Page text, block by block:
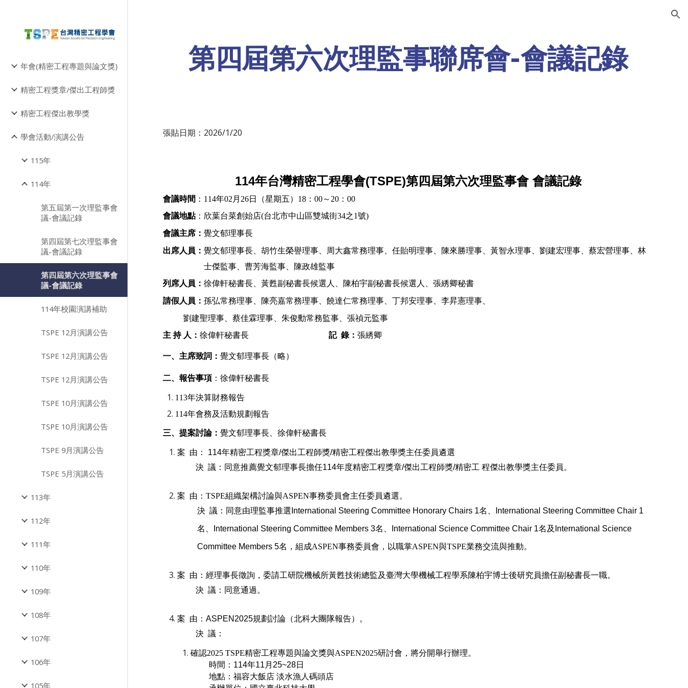
年會(精密工程專題與論文獎)
精密工程獎章/傑出工程師獎
精密工程傑出教學獎
學會活動/演講公告
115年
114年
第五屆第一次理監事會
議-會議記錄
第四屆第七次理監事會
議-會議記錄
第四屆第六次理監事會
議-會議記錄
114年校園演講補助
TSPE 12月演講公告
TSPE 12月演講公告
TSPE 12月演講公告
TSPE 10月演講公告
TSPE 10月演講公告
TSPE 9月演講公告
TSPE 5月演講公告
113年
112年
111年
110年
109年
108年
107年
106年
105年
第四屆第六次理監事聯席會-會議記錄
張貼日期：2026/1/20
114年台灣精密工程學會(TSPE)第四屆第六次理監事會 會議記錄
會議時間 ：114年02月26日（星期五）18：00～20：00
會議地點：欣葉台菜創始店(台北市中山區雙城街34之1號)
會議主席：覺文郁理事長
出席人員：覺文郁理事長、胡竹生榮譽理事、周大鑫常務理事、任貽明理事、陳來勝理事、黃智永理事、劉建宏理事、蔡宏營理事、林
士傑監事、曹芳海監事、陳政雄監事
列席人員：徐偉軒秘書長、黃甦副秘書長候選人、陳柏宇副秘書長候選人、張綉卿秘書
請假人員：孫弘常務理事、陳亮嘉常務理事、饒達仁常務理事、丁邦安理事、李昇憲理事、
劉建聖理事、蔡佳霖理事、朱俊勳常務監事、張禎元監事
主 持 人：徐偉軒秘書長記 錄：張綉卿
一、主席致詞：覺文郁理事長（略）
二、報告事項 ：徐偉軒秘書長
113年決算財務報告
114年會務及活動規劃報告
三、提案討論：覺文郁理事長、徐偉軒秘書長
案 由： 114年精密工程獎章/傑出工程師獎/精密工程傑出教學獎主任委員遴選
決 議：同意推薦覺文郁理事長擔任114年度精密工程獎章/傑出工程師獎/精密工 程傑出教學獎主任委員。
案 由：TSPE組織架構討論與ASPEN事務委員會主任委員遴選。
決 議：同意由理監事推選International Steering Committee Honorary Chairs 1名、International Steering Committee Chair 1
名、International Steering Committee Members 3名、International Science Committee Chair 1名及International Science
Committee Members 5名，組成ASPEN事務委員會，以職掌ASPEN與TSPE業務交流與推動。
案 由：經理事長徵詢，委請工研院機械所黃甦技術總監及臺灣大學機械工程學系陳柏宇博士後研究員擔任副秘書長一職。
決 議：同意通過。
案 由：ASPEN2025規劃討論（北科大團隊報告）。
決 議：
確認2025 TSPE精密工程專題與論文獎與ASPEN2025研討會，將分開舉行辦理。
時間：114年11月25~28日
地點：福容大飯店 淡水漁人碼頭店